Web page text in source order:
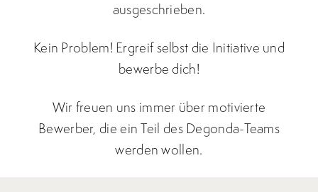
ausgeschrieben.
Kein Problem! Ergreif selbst die Initiative und
bewerbe dich!
Wir freuen uns immer über motivierte
Bewerber, die ein Teil des Degonda-Teams
werden wollen.